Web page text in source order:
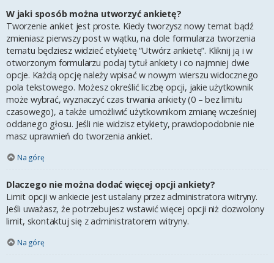
W jaki sposób można utworzyć ankietę?
Tworzenie ankiet jest proste. Kiedy tworzysz nowy temat bądź
zmieniasz pierwszy post w wątku, na dole formularza tworzenia
tematu będziesz widzieć etykietę “Utwórz ankietę”. Kliknij ją i w
otworzonym formularzu podaj tytuł ankiety i co najmniej dwie
opcje. Każdą opcję należy wpisać w nowym wierszu widocznego
pola tekstowego. Możesz określić liczbę opcji, jakie użytkownik
może wybrać, wyznaczyć czas trwania ankiety (0 – bez limitu
czasowego), a także umożliwić użytkownikom zmianę wcześniej
oddanego głosu. Jeśli nie widzisz etykiety, prawdopodobnie nie
masz uprawnień do tworzenia ankiet.
Na górę
Dlaczego nie można dodać więcej opcji ankiety?
Limit opcji w ankiecie jest ustalany przez administratora witryny.
Jeśli uważasz, że potrzebujesz wstawić więcej opcji niż dozwolony
limit, skontaktuj się z administratorem witryny.
Na górę